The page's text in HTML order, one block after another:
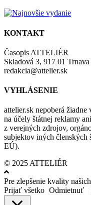
KONTAKT
Časopis ATTELIÉR
Skladová 3, 917 01 Trnava
redakcia@attelier.sk
VYHLÁSENIE
attelier.sk nepoberá
na účely štátnej reklamy
z verejných zdrojov,
subjektov iných členských
EÚ).
© 2025 ATTELIÉR
Pre zlepšenie kvality
Prijať všetko Odmietnuť